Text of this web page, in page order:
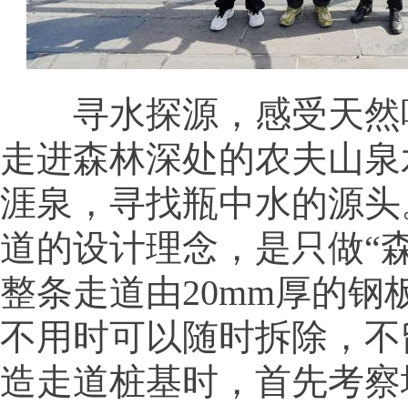
寻水探源，感受天然
走进森林深处的农夫山
涯泉，寻找瓶中水的源
道的设计理念，是只做“
整条走道由20mm厚的钢
不用时可以随时拆除，
造走道桩基时，首先考